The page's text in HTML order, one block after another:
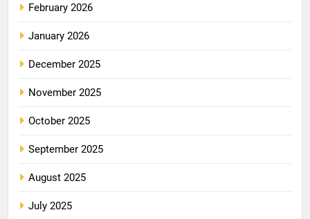
February 2026
January 2026
December 2025
November 2025
October 2025
September 2025
August 2025
July 2025